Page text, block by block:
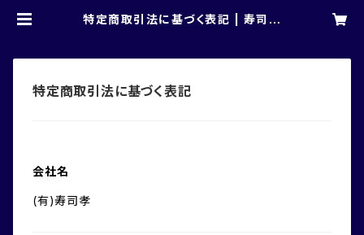
特定商取引法に基づく表記 | 寿司孝
特定商取引法に基づく表記
会社名
(有)寿司孝